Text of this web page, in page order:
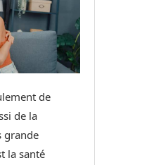
de
de la
grande
la santé